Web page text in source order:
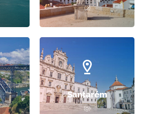
(2)
Santarém
(9)